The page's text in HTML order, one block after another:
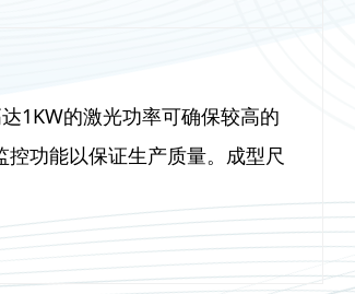
1KW的激光功率可确保较高的
功能以保证生产质量。成型尺